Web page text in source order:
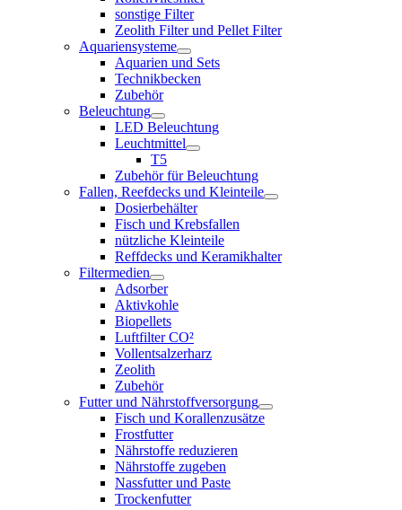
sonstige Filter
Zeolith Filter und Pellet Filter
Aquariensysteme
Aquarien und Sets
Technikbecken
Zubehör
Beleuchtung
LED Beleuchtung
Leuchtmittel
T5
Zubehör für Beleuchtung
Fallen, Reefdecks und Kleinteile
Dosierbehälter
Fisch und Krebsfallen
nützliche Kleinteile
Reffdecks und Keramikhalter
Filtermedien
Adsorber
Aktivkohle
Biopellets
Luftfilter CO²
Vollentsalzerharz
Zeolith
Zubehör
Futter und Nährstoffversorgung
Fisch und Korallenzusätze
Frostfutter
Nährstoffe reduzieren
Nährstoffe zugeben
Nassfutter und Paste
Trockenfutter